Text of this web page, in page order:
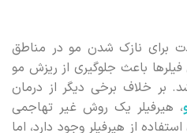
برای نازک شدن مو در مناطق
باعث جلوگیری از ریزش مو
بر خلاف برخی دیگر از درمان
، هیرفیلر یک روش غیر تهاجمی
از هیرفیلر وجود دارد، اما